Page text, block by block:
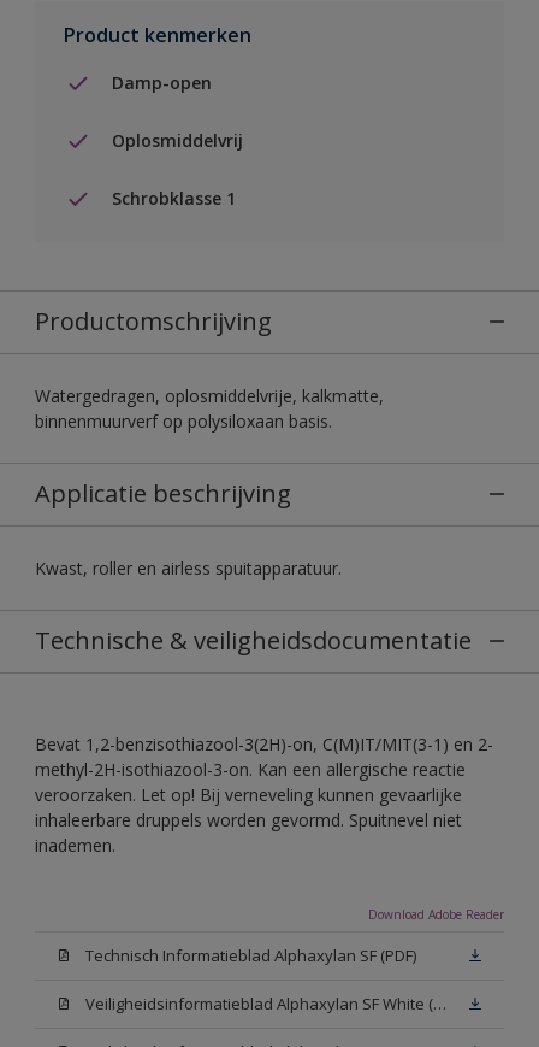
Product kenmerken
Damp-open
Oplosmiddelvrij
Schrobklasse 1
Productomschrijving
Watergedragen, oplosmiddelvrije, kalkmatte,
binnenmuurverf op polysiloxaan basis.
Applicatie beschrijving
Kwast, roller en airless spuitapparatuur.
Technische & veiligheidsdocumentatie
Bevat 1,2-benzisothiazool-3(2H)-on, C(M)IT/MIT(3-1) en 2-
methyl-2H-isothiazool-3-on. Kan een allergische reactie
veroorzaken. Let op! Bij verneveling kunnen gevaarlijke
inhaleerbare druppels worden gevormd. Spuitnevel niet
inademen.
Download Adobe Reader
Technisch Informatieblad Alphaxylan SF (PDF)
Veiligheidsinformatieblad Alphaxylan SF White (MSDS)